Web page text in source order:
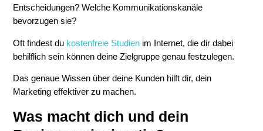
Entscheidungen? Welche Kommunikationskanäle
bevorzugen sie?
Oft findest du kostenfreie Studien im Internet, die dir dabei
behilflich sein können deine Zielgruppe genau festzulegen.
Das genaue Wissen über deine Kunden hilft dir, dein
Marketing effektiver zu machen.
Was macht dich und dein